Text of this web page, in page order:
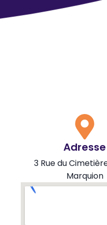
Adresse
3 Rue du
Marquion